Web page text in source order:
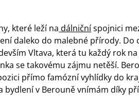
které leží na dálničníspojnici
daleko do malebné přírody. Do
Vltava, která tu každý rok
se takovému zájmu netěší.
přímo famózní vyhlídky do
bydlení v Berouně vnímám díky